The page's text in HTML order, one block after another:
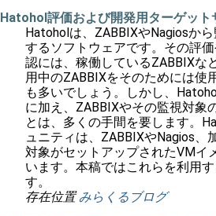
Hatohol評価および開発用ターゲット
Hatoholは、ZABBIXやNagiosか
するソフトウェアです。その評
認には、稼働しているZABBIXな
用中のZABBIXをそのためには使
も多いでしょう。しかし、
に加え、ZABBIXやその監視対象
とは、多くの手間を要します。
ュニティは、ZABBIXやNagios、
対象がセットアップされたVMイ
います。本稿ではこれらを利用
す。
存在位置 みらくるブログ